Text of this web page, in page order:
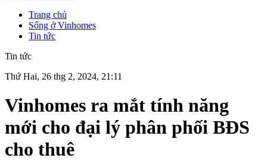
Trang chủ
Sống ở Vinhomes
Tin tức
Tin tức
Thứ Hai, 26 thg 2, 2024, 21:11
Vinhomes ra mắt tính năng
mới cho đại lý phân phối BĐS
cho thuê